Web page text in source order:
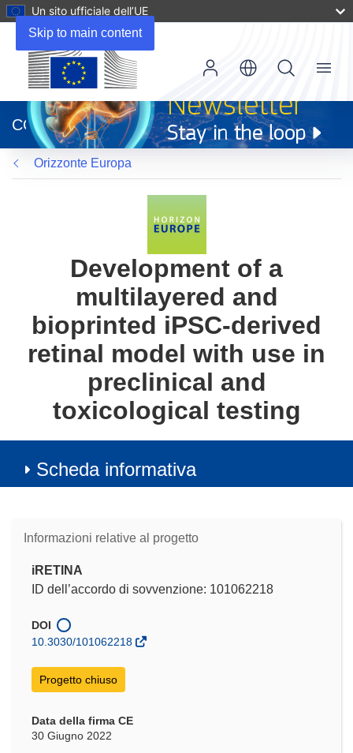
Skip to main content
Un sito ufficiale dell’UE
apre
in
una
nuova
finestra)
CORDIS
Menu
Orizzonte Europa
Development of a
multilayered and
bioprinted iPSC-derived
retinal model with use in
preclinical and
toxicological testing
Scheda informativa
Informazioni relative al progetto
iRETINA
ID dell’accordo di sovvenzione: 101062218
DOI
10.3030/101062218
Progetto chiuso
Data della firma CE
30 Giugno 2022